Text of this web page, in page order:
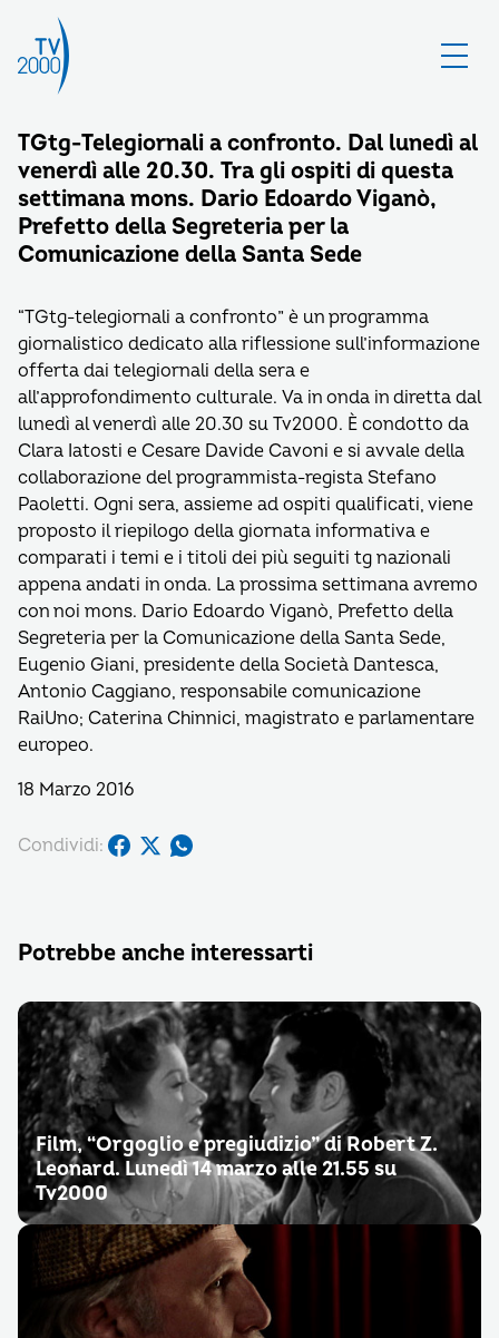
TGtg-Telegiornali a confronto. Dal lunedì al
venerdì alle 20.30. Tra gli ospiti di questa
settimana mons. Dario Edoardo Viganò,
Prefetto della Segreteria per la
Comunicazione della Santa Sede
“TGtg-telegiornali a confronto” è un programma
giornalistico dedicato alla riflessione sull’informazione
offerta dai telegiornali della sera e
all’approfondimento culturale. Va in onda in diretta dal
lunedì al venerdì alle 20.30 su Tv2000. È condotto da
Clara Iatosti e Cesare Davide Cavoni e si avvale della
collaborazione del programmista-regista Stefano
Paoletti. Ogni sera, assieme ad ospiti qualificati, viene
proposto il riepilogo della giornata informativa e
comparati i temi e i titoli dei più seguiti tg nazionali
appena andati in onda. La prossima settimana avremo
con noi mons. Dario Edoardo Viganò, Prefetto della
Segreteria per la Comunicazione della Santa Sede,
Eugenio Giani, presidente della Società Dantesca,
Antonio Caggiano, responsabile comunicazione
RaiUno; Caterina Chinnici, magistrato e parlamentare
europeo.
18 Marzo 2016
Condividi:
Potrebbe anche interessarti
Film, “Orgoglio e pregiudizio” di Robert Z.
Leonard. Lunedì 14 marzo alle 21.55 su
Tv2000